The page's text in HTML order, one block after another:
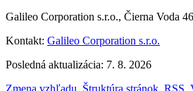
Galileo Corporation s.r.o., Čierna Voda
Kontakt: Galileo Corporation s.r.o.
Posledná aktualizácia: 7. 8. 2026